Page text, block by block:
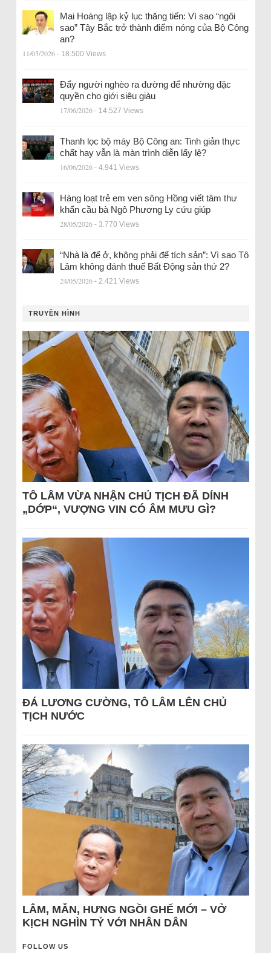
Mai Hoàng lập kỷ lục thăng tiến: Vì sao “ngôi
sao” Tây Bắc trở thành điểm nóng của Bộ Công
an?
11/05/2026 - 18.500 Views
Đẩy người nghèo ra đường để nhường đặc
quyền cho giới siêu giàu
17/06/2026 - 14.527 Views
Thanh lọc bộ máy Bộ Công an: Tinh giản thực
chất hay vẫn là màn trình diễn lấy lệ?
16/06/2026 - 4.941 Views
Hàng loạt trẻ em ven sông Hồng viết tâm thư
khẩn cầu bà Ngô Phương Ly cứu giúp
28/05/2026 - 3.770 Views
“Nhà là để ở, không phải để tích sản”: Vì sao Tô
Lâm không đánh thuế Bất Động sản thứ 2?
24/05/2026 - 2.421 Views
TRUYỀN HÌNH
TÔ LÂM VỪA NHẬN CHỦ TỊCH ĐÃ DÍNH
„DỚP“, VƯỢNG VIN CÓ ÂM MƯU GÌ?
ĐÁ LƯƠNG CƯỜNG, TÔ LÂM LÊN CHỦ
TỊCH NƯỚC
LÂM, MẪN, HƯNG NGỒI GHẾ MỚI – VỞ
KỊCH NGHÌN TỶ VỚI NHÂN DÂN
FOLLOW US